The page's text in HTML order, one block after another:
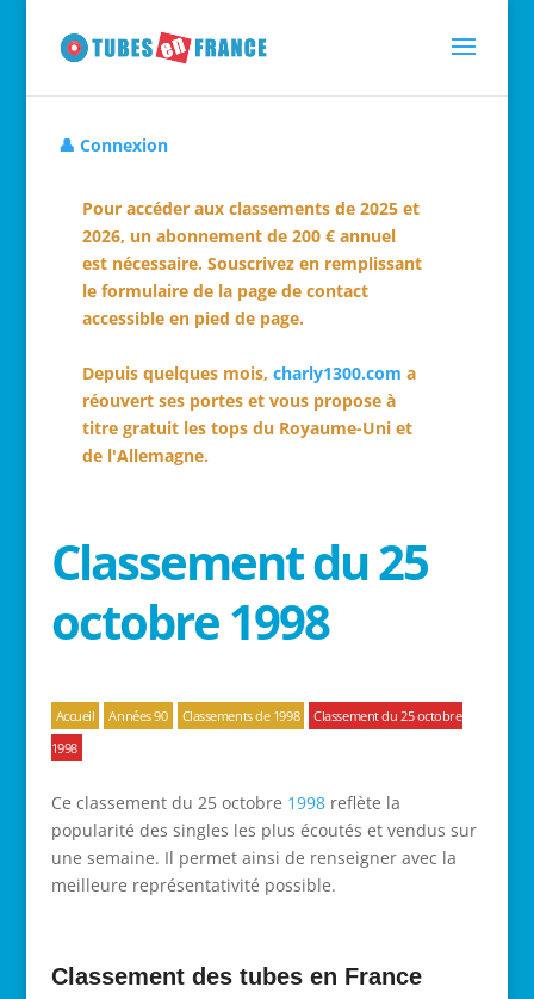
👤 Connexion
Pour accéder aux classements de 2025 et
2026, un abonnement de 200 € annuel
est nécessaire. Souscrivez en remplissant
le formulaire de la page de contact
accessible en pied de page.
Depuis quelques mois, charly1300.com a
réouvert ses portes et vous propose à
titre gratuit les tops du Royaume-Uni et
de l'Allemagne.
Classement du 25
octobre 1998
Accueil Années 90 Classements de 1998
Classement du 25 octobre
1998
Ce classement du 25 octobre 1998reflète la
popularité des singles les plus écoutés et vendus sur
une semaine. Il permet ainsi de renseigner avec la
meilleure représentativité possible.
Classement des tubes en France